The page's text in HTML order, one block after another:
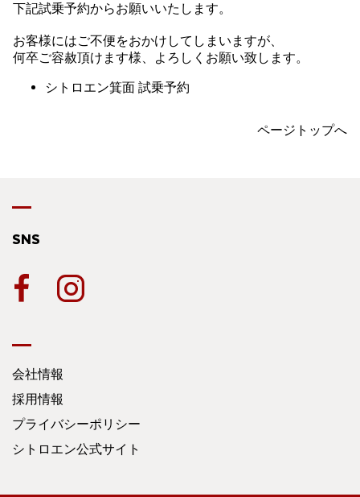
下記試乗予約からお願いいたします。
お客様にはご不便をおかけしてしまいますが、
何卒ご容赦頂けます様、よろしくお願い致します。
シトロエン箕面 試乗予約
ページトップへ
SNS
会社情報
採用情報
プライバシーポリシー
シトロエン公式サイト